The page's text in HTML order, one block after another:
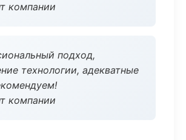
компании
подход,
технологии, адекватные
компании